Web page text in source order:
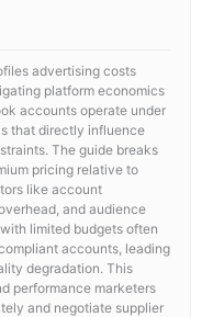
advertising costs
platform economics
accounts operate under
that directly influence
The guide breaks
pricing relative to
like account
and audience
limited budgets often
accounts, leading
degradation. This
performance marketers
and negotiate supplier